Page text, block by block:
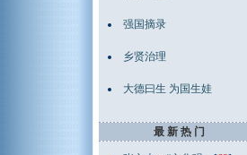
强国摘录
乡贤治理
大德曰生 为国生娃
最 新 热 门